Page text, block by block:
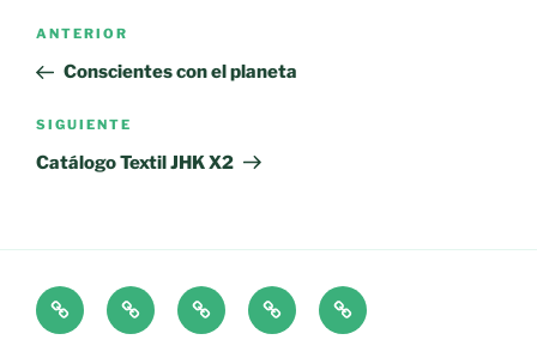
Navegación
entradas
Entrada
anterior:
ANTERIOR
Conscientes con el planeta
Siguiente
entrada
SIGUIENTE
Catálogo Textil JHK X2
CATÁLOGOSDISEÑOTALLERES
¿QUÉ
NECESITAS?
CONTACTO